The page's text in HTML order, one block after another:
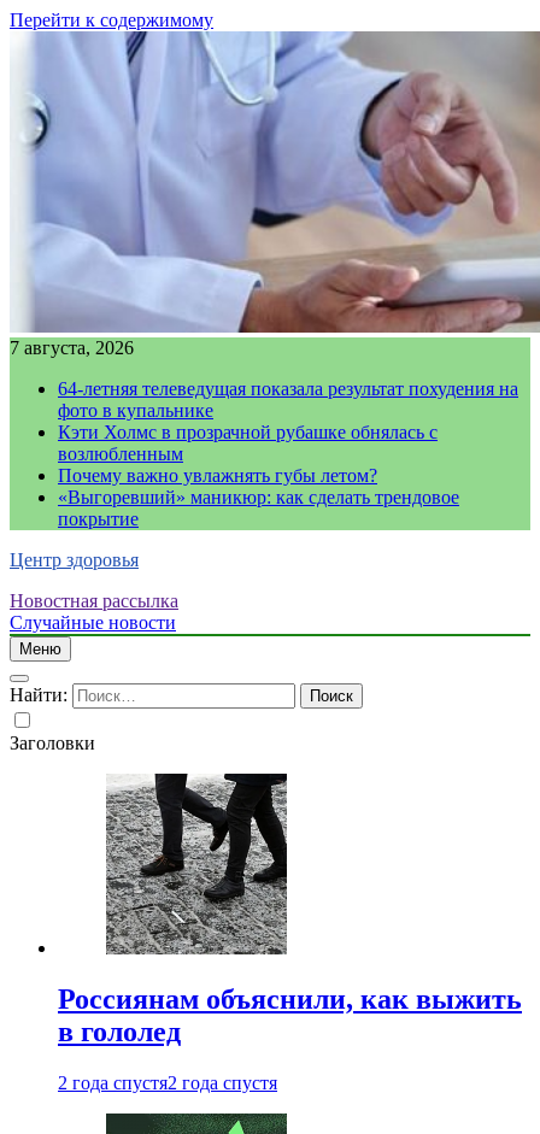
Перейти к содержимому
7 августа, 2026
64-летняя телеведущая показала результат похудения на
фото в купальнике
Кэти Холмс в прозрачной рубашке обнялась с
возлюбленным
Почему важно увлажнять губы летом?
«Выгоревший» маникюр: как сделать трендовое
покрытие
Центр здоровья
Новостная рассылка
Случайные новости
Меню
Найти:
Заголовки
Россиянам объяснили, как выжить
в гололед
2 года спустя2 года спустя